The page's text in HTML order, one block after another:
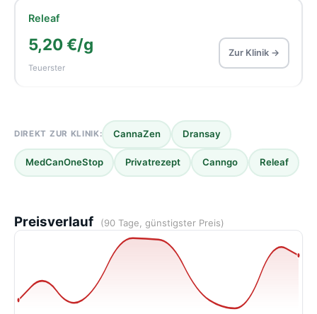
Releaf
5,20 €/g
Teuerster
Zur Klinik →
DIREKT ZUR KLINIK: CannaZen Dransay
MedCanOneStop Privatrezept Canngo Releaf
Preisverlauf (90 Tage, günstigster Preis)